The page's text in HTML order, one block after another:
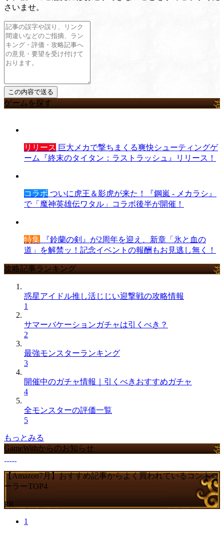
さいませ。
ゲームを探す
リリース 巨大メカで撃ちまくる爽快シューティングゲ
ーム『終末のタイタン：ラストラッシュ』リリース！
コラボ ついに虎王＆影虎が来た！『鋼嵐 - メカラシ』
で「魔神英雄伝ワタル」コラボ後半が開催！
特集 『鈴蘭の剣』が2周年を迎え、新章「氷と血の
道」を解禁ッ！記念イベントの報酬もお見逃し無く！
攻略記事ランキング
惑星アイドル推し活じじい迎撃戦の攻略情報
1
サマーバケーションガチャは引くべき？
2
最強モンスターランキング
3
開催中のガチャ情報｜引くべきおすすめガチャ
4
全モンスターの評価一覧
5
もっとみる
GameWithからのお知らせ
【Amazon7月】おすすめ記事からよく買われているコントロ
ーラーTOP4
PR
1